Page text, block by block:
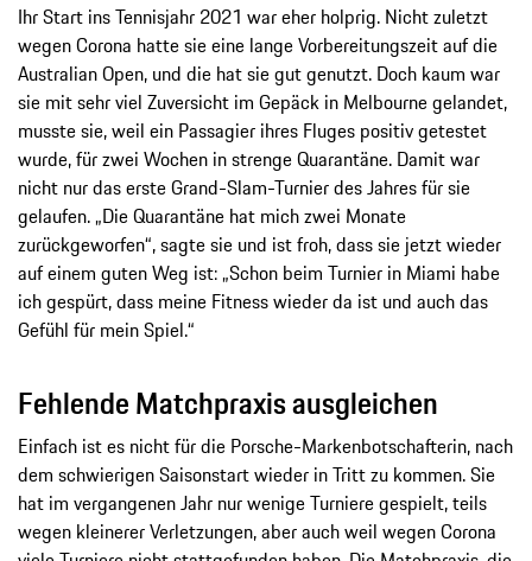
Ihr Start ins Tennisjahr 2021 war eher holprig. Nicht zuletzt
wegen Corona hatte sie eine lange Vorbereitungszeit auf die
Australian Open, und die hat sie gut genutzt. Doch kaum war
sie mit sehr viel Zuversicht im Gepäck in Melbourne gelandet,
musste sie, weil ein Passagier ihres Fluges positiv getestet
wurde, für zwei Wochen in strenge Quarantäne. Damit war
nicht nur das erste Grand-Slam-Turnier des Jahres für sie
gelaufen. „Die Quarantäne hat mich zwei Monate
zurückgeworfen“, sagte sie und ist froh, dass sie jetzt wieder
auf einem guten Weg ist: „Schon beim Turnier in Miami habe
ich gespürt, dass meine Fitness wieder da ist und auch das
Gefühl für mein Spiel.“
Fehlende Matchpraxis ausgleichen
Einfach ist es nicht für die Porsche-Markenbotschafterin, nach
dem schwierigen Saisonstart wieder in Tritt zu kommen. Sie
hat im vergangenen Jahr nur wenige Turniere gespielt, teils
wegen kleinerer Verletzungen, aber auch weil wegen Corona